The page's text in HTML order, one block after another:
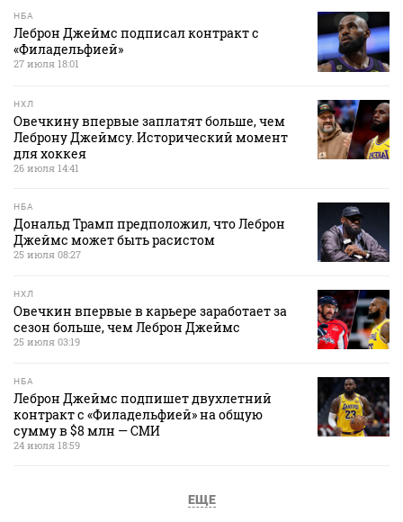
НБА
Леброн Джеймс подписал контракт с
«Филадельфией»
27 июля 18:01
НХЛ
Овечкину впервые заплатят больше, чем
Леброну Джеймсу. Исторический момент
для хоккея
26 июля 14:41
НБА
Дональд Трамп предположил, что Леброн
Джеймс может быть расистом
25 июля 08:27
НХЛ
Овечкин впервые в карьере заработает за
сезон больше, чем Леброн Джеймс
25 июля 03:19
НБА
Леброн Джеймс подпишет двухлетний
контракт с «Филадельфией» на общую
сумму в $8 млн — СМИ
24 июля 18:59
ЕЩЕ